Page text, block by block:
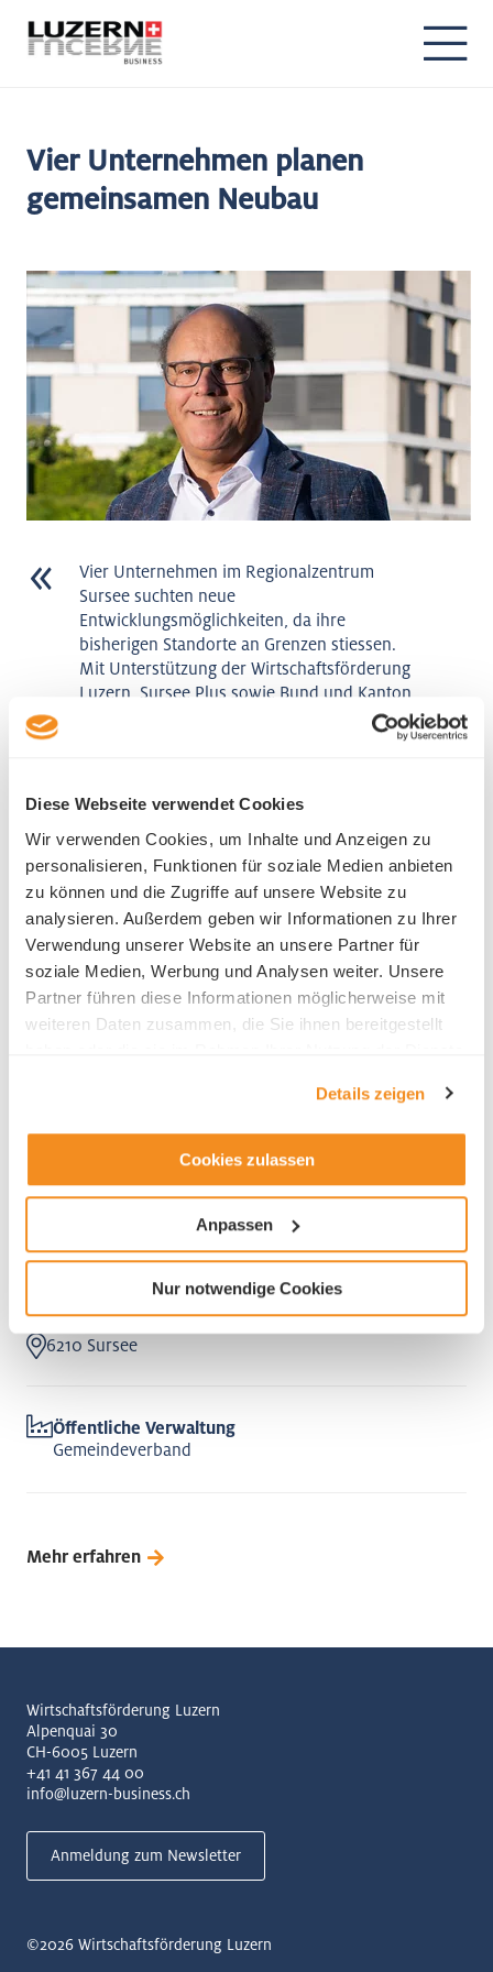
Diese Webseite verwendet Cookies
Wir verwenden Cookies, um Inhalte und Anzeigen zu
personalisieren, Funktionen für soziale Medien anbieten
zu können und die Zugriffe auf unsere Website zu
analysieren. Außerdem geben wir Informationen zu Ihrer
Verwendung unserer Website an unsere Partner für
soziale Medien, Werbung und Analysen weiter. Unsere
Partner führen diese Informationen möglicherweise mit
weiteren Daten zusammen, die Sie ihnen bereitgestellt
Details zeigen
Cookies zulassen
Anpassen
Nur notwendige Cookies
Vier Unternehmen planen
gemeinsamen Neubau
Vier Unternehmen im Regionalzentrum
Sursee suchten neue
Entwicklungsmöglichkeiten, da ihre
bisherigen Standorte an Grenzen stiessen.
Mit Unterstützung der Wirtschaftsförderung
Luzern, Sursee Plus sowie Bund und Kanton
schafft es Synergien, ermöglicht eine
nachhaltige Energieversorgung und sichert
Arbeitsplätze. Die enge Zusammenarbeit
aller Beteiligten machte das Vorhaben zu
einem gemeinsamen Vorzeigeprojekt.
Matthias Senn
Gebietsmanager
Regionaler Entwicklungsträger Sursee-
Mittelland
Regionaler Entwicklungsträger Sursee-Mittelland
6210 Sursee
Öffentliche Verwaltung
Gemeindeverband
Mehr erfahren
Wirtschaftsförderung Luzern
Alpenquai 30
CH-6005 Luzern
+41 41 367 44 00
info@luzern-business.ch
Anmeldung zum Newsletter
©2026 Wirtschaftsförderung Luzern